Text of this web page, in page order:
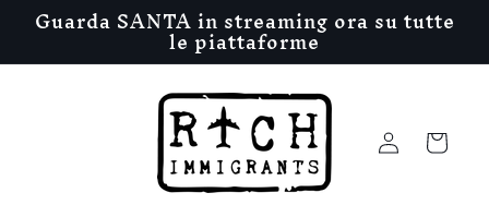
direttamente
Guarda SANTA in streaming ora su tutte
le piattaforme
Accedi Carrello